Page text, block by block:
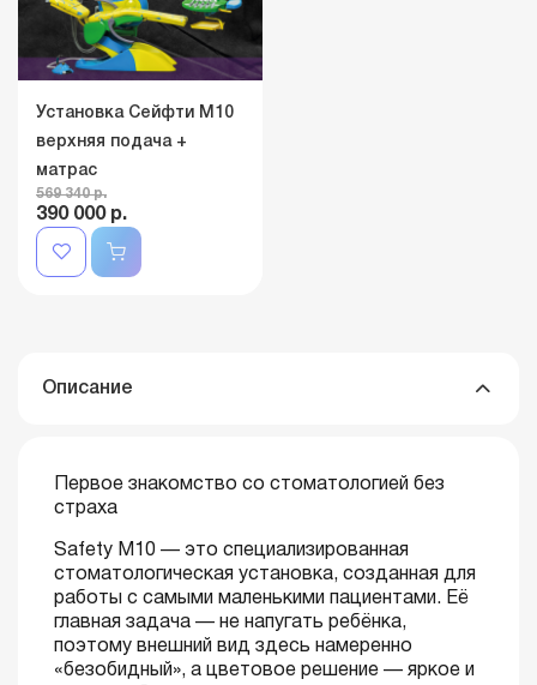
Установка Сейфти M10
верхняя подача +
матрас
569 340 р.
390 000 р.
Описание
Первое знакомство со стоматологией без
страха
Safety M10 — это специализированная
стоматологическая установка, созданная для
работы с самыми маленькими пациентами. Её
главная задача — не напугать ребёнка,
поэтому внешний вид здесь намеренно
«безобидный», а цветовое решение — яркое и